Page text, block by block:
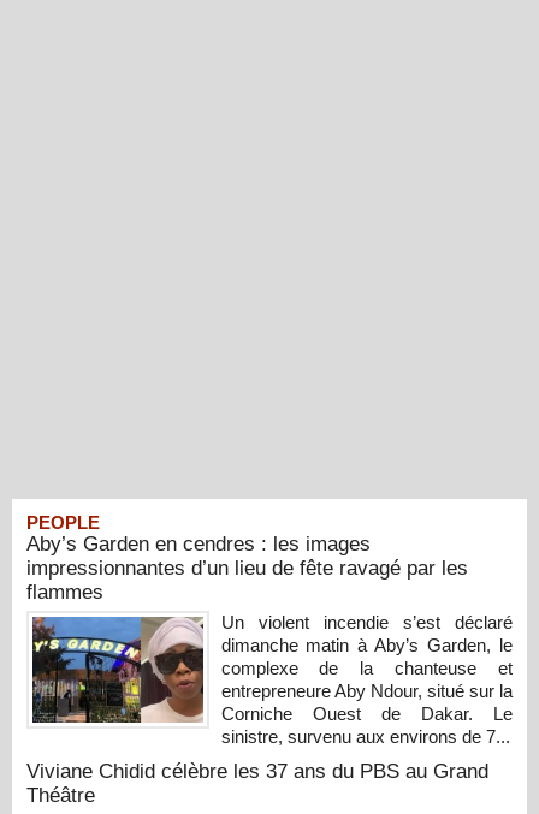
PEOPLE
Aby’s Garden en cendres : les images
impressionnantes d’un lieu de fête ravagé par les
flammes
Un violent incendie s’est déclaré
dimanche matin à Aby’s Garden, le
complexe de la chanteuse et
entrepreneure Aby Ndour, situé sur la
Corniche Ouest de Dakar. Le
sinistre, survenu aux environs de 7...
Viviane Chidid célèbre les 37 ans du PBS au Grand
Théâtre